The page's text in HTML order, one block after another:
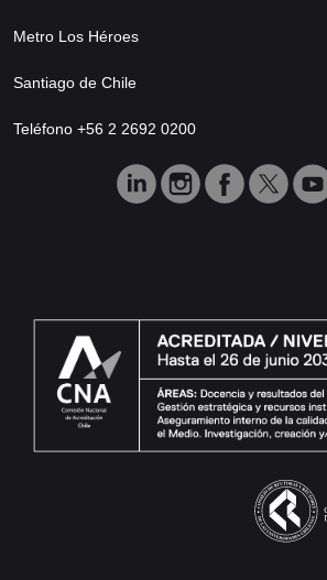
Metro Los Héroes
Santiago de Chile
Teléfono +56 2 2692 0200